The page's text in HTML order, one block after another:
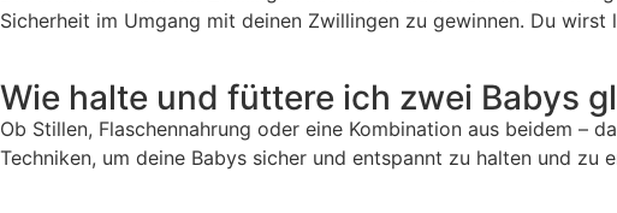
Sicherheit im Umgang mit deinen Zwillingen zu gewinnen. Du
Wie halte und füttere ich zwei Babys
Ob Stillen, Flaschennahrung oder eine Kombination aus beidem
Techniken, um deine Babys sicher und entspannt zu halten und